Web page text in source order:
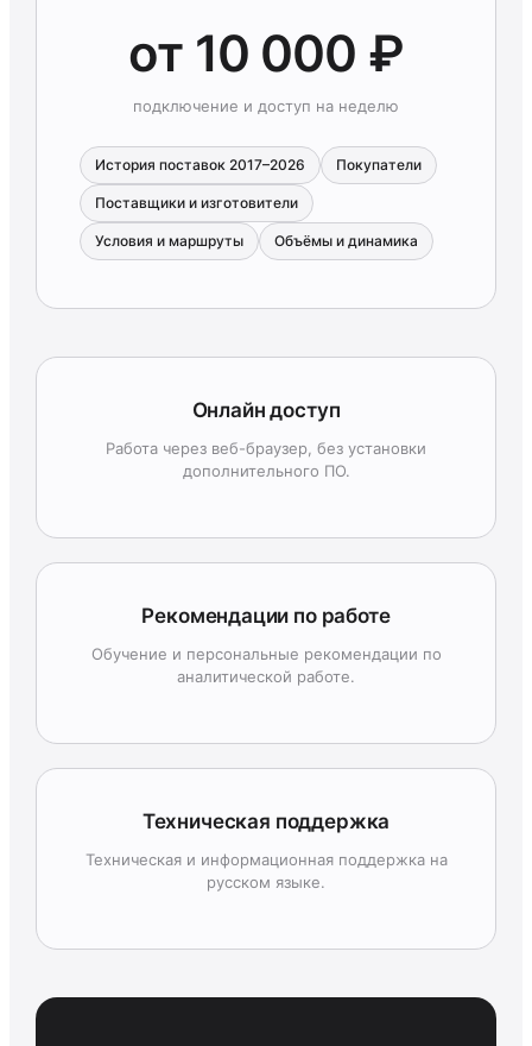
от 10 000 ₽
подключение и доступ на неделю
История поставок 2017–2026 Покупатели
Поставщики и изготовители
Условия и маршруты Объёмы и динамика
Онлайн доступ
Работа через веб-браузер, без установки
дополнительного ПО.
Рекомендации по работе
Обучение и персональные рекомендации по
аналитической работе.
Техническая поддержка
Техническая и информационная поддержка на
русском языке.